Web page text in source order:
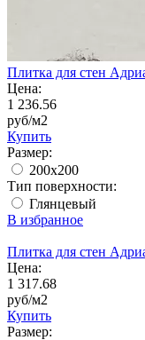
Плитка для стен
Цена:
1 236.56
руб/м2
Купить
Размер:
200x200
Тип поверхности:
Глянцевый
В избранное
Плитка для стен
Цена:
1 317.68
руб/м2
Купить
Размер: